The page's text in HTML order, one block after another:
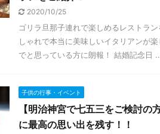
2020/10/25
ゴリラ旦那子連れで楽しめるレストラ
しゃれで本当に美味しいイタリアンが
でと思っている方に朗報！ 結婚記念日
子供の行事・イベント
【明治神宮で七五三をご検討
に最高の思い出を残す！！